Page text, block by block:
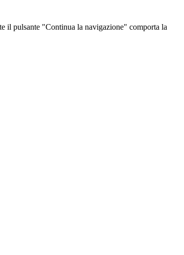
il pulsante "Continua la navigazione" comporta la